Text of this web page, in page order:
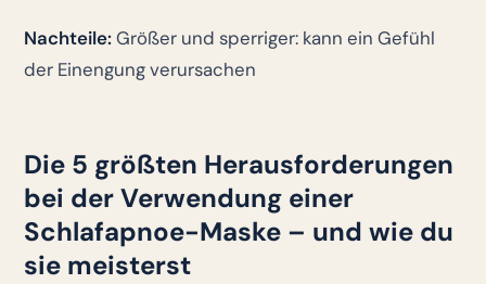
Nachteile:Größer und sperriger: kann ein Gefühl
der Einengung verursachen
Die 5 größten Herausforderungen
bei der Verwendung einer
Schlafapnoe-Maske – und wie du
sie meisterst